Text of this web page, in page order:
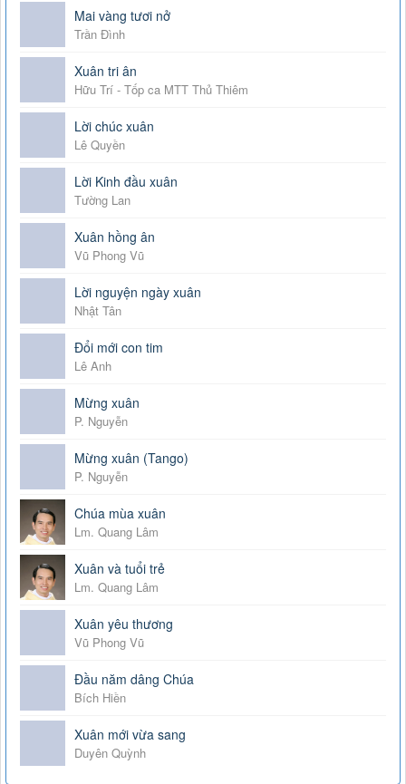
Mai vàng tươi nở
Trần Đình
Xuân tri ân
Hữu Trí - Tốp ca MTT Thủ Thiêm
Lời chúc xuân
Lê Quyền
Lời Kinh đầu xuân
Tường Lan
Xuân hồng ân
Vũ Phong Vũ
Lời nguyện ngày xuân
Nhật Tân
Đổi mới con tim
Lê Anh
Mừng xuân
P. Nguyễn
Mừng xuân (Tango)
P. Nguyễn
Chúa mùa xuân
Lm. Quang Lâm
Xuân và tuổi trẻ
Lm. Quang Lâm
Xuân yêu thương
Vũ Phong Vũ
Đầu năm dâng Chúa
Bích Hiền
Xuân mới vừa sang
Duyên Quỳnh